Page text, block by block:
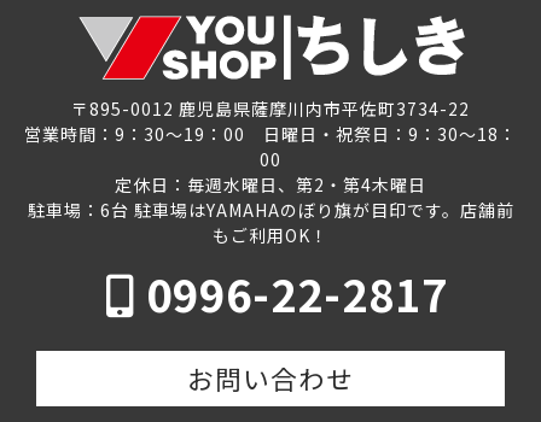
〒895-0012 鹿児島県薩摩川内市平佐町3734-22
営業時間：9：30～19：00 日曜日・祝祭日：9：30～18：
00
定休日：毎週水曜日、第2・第4木曜日
駐車場：6台 駐車場はYAMAHAのぼり旗が目印です。店舗前
もご利用OK！
0996-22-2817
お問い合わせ